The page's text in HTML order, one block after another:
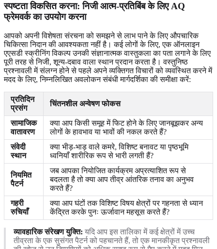
स्पष्टता विकसित करना: निजी आत्म-प्रतिबिंब के लिए AQ
फ्रेमवर्क का उपयोग करना
आपको अपनी विशेषता संरचना को समझने से लाभ पाने के लिए औपचारिक
चिकित्सा निदान की आवश्यकता नहीं है। कई लोगों के लिए, एक ऑनलाइन
एएसडी स्क्रीनिंगविकल्प उनकी संज्ञानात्मक वास्तुकला का पता लगाने के लिए
पूरी तरह से निजी, शून्य-दबाव वाला स्थान प्रदान करता है। वस्तुनिष्ठ
प्रश्नावली में संलग्न होने से पहले अपने व्यक्तिगत विचारों को व्यवस्थित करने में
मदद के लिए, निम्नलिखित अवलोकन संबंधी मार्गदर्शिका की समीक्षा करें:
प्रतिदिन
प्रसंग
चिंतनशील अन्वेषण फोकस
सामाजिक
वातावरण
क्या आप किसी समूह में फिट होने के लिए जानबूझकर अन्य
लोगों के हावभाव या भावों की नकल करते हैं?
संवेदी
स्थान
क्या भीड़-भाड़ वाले कमरे, विशिष्ट बनावट या पृष्ठभूमि
ध्वनियाँ शारीरिक रूप से भारी लगती हैं?
नियमित
पैटर्न
जब आपका नियोजित कार्यक्रम अप्रत्याशित रूप से
बदलता है तो क्या आप तीव्र आंतरिक तनाव का अनुभव
करते हैं?
गहरी
रुचियाँ
क्या आप घंटों तक विशिष्ट विषय क्षेत्रों पर गहनता से ध्यान
केंद्रित करके पुनः ऊर्जावान महसूस करते हैं?
व्यावहारिक संरेखण युक्ति: यदि आप इस तालिका में कई क्षेत्रों में उच्च
तीव्रता के एक सुसंगत पैटर्न को पहचानते हैं, तो एक मानकीकृत प्रश्नावली